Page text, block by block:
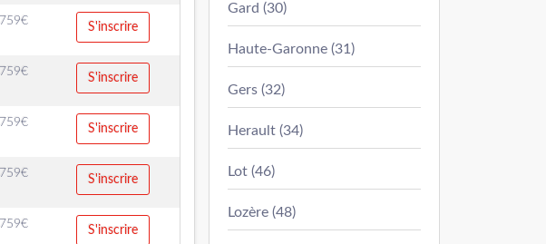
759€ S'inscrire
759€ S'inscrire
759€ S'inscrire
759€ S'inscrire
759€ S'inscrire
Gard (30)
Haute-Garonne (31)
Gers (32)
Herault (34)
Lot (46)
Lozère (48)